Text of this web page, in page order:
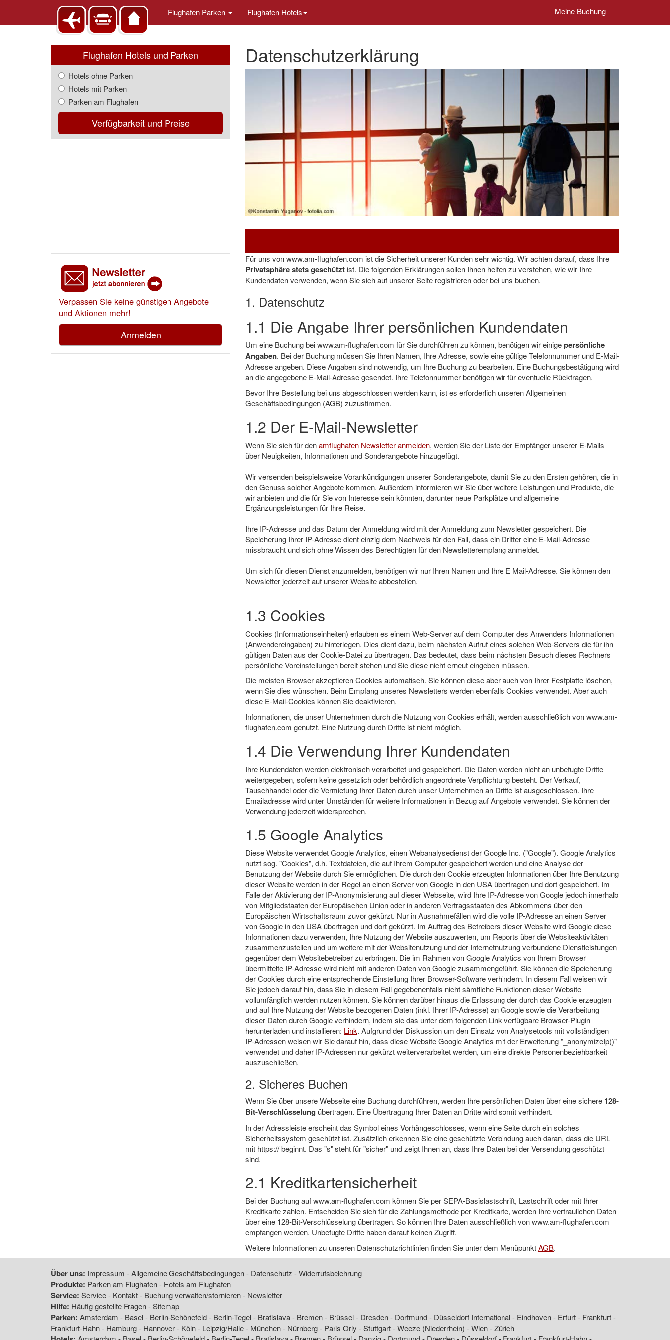
Flughafen Parken Flughafen Hotels Meine Buchung
Flughafen Hotels und Parken
Hotels ohne Parken
Hotels mit Parken
Parken am Flughafen
Verfügbarkeit und Preise
Datenschutzerklärung
Verpassen Sie keine günstigen Angebote
und Aktionen mehr!
Anmelden
Für uns von www.am-flughafen.com ist die Sicherheit unserer Kunden sehr wichtig. Wir achten darauf, dass Ihre
Privatsphäre stets geschützt ist. Die folgenden Erklärungen sollen Ihnen helfen zu verstehen, wie wir Ihre
Kundendaten verwenden, wenn Sie sich auf unserer Seite registrieren oder bei uns buchen.
1. Datenschutz
1.1 Die Angabe Ihrer persönlichen Kundendaten
Um eine Buchung bei www.am-flughafen.com für Sie durchführen zu können, benötigen wir einigepersönliche
Angaben. Bei der Buchung müssen Sie Ihren Namen, Ihre Adresse, sowie eine gültige Telefonnummer und E-Mail-
Adresse angeben. Diese Angaben sind notwendig, um Ihre Buchung zu bearbeiten. Eine Buchungsbestätigung wird
an die angegebene E-Mail-Adresse gesendet. Ihre Telefonnummer benötigen wir für eventuelle Rückfragen.
Bevor Ihre Bestellung bei uns abgeschlossen werden kann, ist es erforderlich unseren Allgemeinen
Geschäftsbedingungen (AGB) zuzustimmen.
1.2 Der E-Mail-Newsletter
Wenn Sie sich für denamflughafen Newsletter anmelden, werden Sie der Liste der Empfänger unserer E-Mails
über Neuigkeiten, Informationen und Sonderangebote hinzugefügt.
Wir versenden beispielsweise Vorankündigungen unserer Sonderangebote, damit Sie zu den Ersten gehören, die in
den Genuss solcher Angebote kommen. Außerdem informieren wir Sie über weitere Leistungen und Produkte, die
wir anbieten und die für Sie von Interesse sein könnten, darunter neue Parkplätze und allgemeine
Ergänzungsleistungen für Ihre Reise.
Ihre IP-Adresse und das Datum der Anmeldung wird mit der Anmeldung zum Newsletter gespeichert. Die
Speicherung Ihrer IP-Adresse dient einzig dem Nachweis für den Fall, dass ein Dritter eine E-Mail-Adresse
missbraucht und sich ohne Wissen des Berechtigten für den Newsletterempfang anmeldet.
Um sich für diesen Dienst anzumelden, benötigen wir nur Ihren Namen und Ihre E Mail-Adresse. Sie können den
Newsletter jederzeit auf unserer Website abbestellen.
1.3 Cookies
Cookies (Informationseinheiten) erlauben es einem Web-Server auf dem Computer des Anwenders Informationen
(Anwendereingaben) zu hinterlegen. Dies dient dazu, beim nächsten Aufruf eines solchen Web-Servers die für ihn
gültigen Daten aus der Cookie-Datei zu übertragen. Das bedeutet, dass beim nächsten Besuch dieses Rechners
persönliche Voreinstellungen bereit stehen und Sie diese nicht erneut eingeben müssen.
Die meisten Browser akzeptieren Cookies automatisch. Sie können diese aber auch von Ihrer Festplatte löschen,
wenn Sie dies wünschen. Beim Empfang unseres Newsletters werden ebenfalls Cookies verwendet. Aber auch
diese E-Mail-Cookies können Sie deaktivieren.
Informationen, die unser Unternehmen durch die Nutzung von Cookies erhält, werden ausschließlich von www.am-
flughafen.com genutzt. Eine Nutzung durch Dritte ist nicht möglich.
1.4 Die Verwendung Ihrer Kundendaten
Ihre Kundendaten werden elektronisch verarbeitet und gespeichert. Die Daten werden nicht an unbefugte Dritte
weitergegeben, sofern keine gesetzlich oder behördlich angeordnete Verpflichtung besteht. Der Verkauf,
Tauschhandel oder die Vermietung Ihrer Daten durch unser Unternehmen an Dritte ist ausgeschlossen. Ihre
Emailadresse wird unter Umständen für weitere Informationen in Bezug auf Angebote verwendet. Sie können der
Verwendung jederzeit widersprechen.
1.5 Google Analytics
Diese Website verwendet Google Analytics, einen Webanalysedienst der Google Inc. ("Google"). Google Analytics
nutzt sog. "Cookies", d.h. Textdateien, die auf Ihrem Computer gespeichert werden und eine Analyse der
Benutzung der Website durch Sie ermöglichen. Die durch den Cookie erzeugten Informationen über Ihre Benutzung
dieser Website werden in der Regel an einen Server von Google in den USA übertragen und dort gespeichert. Im
Falle der Aktivierung der IP-Anonymisierung auf dieser Webseite, wird Ihre IP-Adresse von Google jedoch innerhalb
von Mitgliedstaaten der Europäischen Union oder in anderen Vertragsstaaten des Abkommens über den
Europäischen Wirtschaftsraum zuvor gekürzt. Nur in Ausnahmefällen wird die volle IP-Adresse an einen Server
von Google in den USA übertragen und dort gekürzt. Im Auftrag des Betreibers dieser Website wird Google diese
Informationen dazu verwenden, Ihre Nutzung der Website auszuwerten, um Reports über die Websiteaktivitäten
zusammenzustellen und um weitere mit der Websitenutzung und der Internetnutzung verbundene Dienstleistungen
gegenüber dem Websitebetreiber zu erbringen. Die im Rahmen von Google Analytics von Ihrem Browser
übermittelte IP-Adresse wird nicht mit anderen Daten von Google zusammengeführt. Sie können die Speicherung
der Cookies durch eine entsprechende Einstellung Ihrer Browser-Software verhindern. In diesem Fall weisen wir
Sie jedoch darauf hin, dass Sie in diesem Fall gegebenenfalls nicht sämtliche Funktionen dieser Website
vollumfänglich werden nutzen können. Sie können darüber hinaus die Erfassung der durch das Cookie erzeugten
und auf Ihre Nutzung der Website bezogenen Daten (inkl. Ihrer IP-Adresse) an Google sowie die Verarbeitung
dieser Daten durch Google verhindern, indem sie das unter dem folgenden Link verfügbare Browser-Plugin
herunterladen und installieren: Link. Aufgrund der Diskussion um den Einsatz von Analysetools mit vollständigen
IP-Adressen weisen wir Sie darauf hin, dass diese Website Google Analytics mit der Erweiterung "_anonymizeIp()"
verwendet und daher IP-Adressen nur gekürzt weiterverarbeitet werden, um eine direkte Personenbeziehbarkeit
auszuschließen.
2. Sicheres Buchen
Wenn Sie über unsere Webseite eine Buchung durchführen, werden Ihre persönlichen Daten über eine sichere 128-
Bit-Verschlüsselung übertragen. Eine Übertragung Ihrer Daten an Dritte wird somit verhindert.
In der Adressleiste erscheint das Symbol eines Vorhängeschlosses, wenn eine Seite durch ein solches
Sicherheitssystem geschützt ist. Zusätzlich erkennen Sie eine geschützte Verbindung auch daran, dass die URL
mit https:// beginnt. Das "s" steht für "sicher" und zeigt Ihnen an, dass Ihre Daten bei der Versendung geschützt
sind.
2.1 Kreditkartensicherheit
Bei der Buchung auf www.am-flughafen.com können Sie per SEPA-Basislastschrift, Lastschrift oder mit Ihrer
Kreditkarte zahlen. Entscheiden Sie sich für die Zahlungsmethode per Kreditkarte, werden Ihre vertraulichen Daten
über eine 128-Bit-Verschlüsselung übertragen. So können Ihre Daten ausschließlich von www.am-flughafen.com
empfangen werden. Unbefugte Dritte haben darauf keinen Zugriff.
Weitere Informationen zu unseren Datenschutzrichtlinien finden Sie unter dem MenüpunktAGB.
Über uns: Impressum -Allgemeine Geschäftsbedingungen- Datenschutz -Widerrufsbelehrung
Produkte: Parken am Flughafen- Hotels am Flughafen
Service: Service- Kontakt- Buchung verwalten/stornieren- Newsletter
Hilfe: Häufig gestellte Fragen-Sitemap
Parken: Amsterdam - Basel- Berlin-Schönefeld- Berlin-Tegel- Bratislava- Bremen- Brüssel- Dresden- Dortmund- Düsseldorf International- Eindhoven- Erfurt- Frankfurt-
Frankfurt-Hahn- Hamburg- Hannover- Köln- Leipzig/Halle- München- Nürnberg- Paris Orly -Stuttgart-Weeze (Niederrhein) -Wien-Zürich